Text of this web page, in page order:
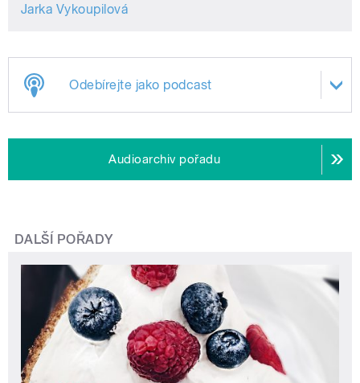
Jarka Vykoupilová
Odebírejte jako podcast
Audioarchiv pořadu
DALŠÍ POŘADY